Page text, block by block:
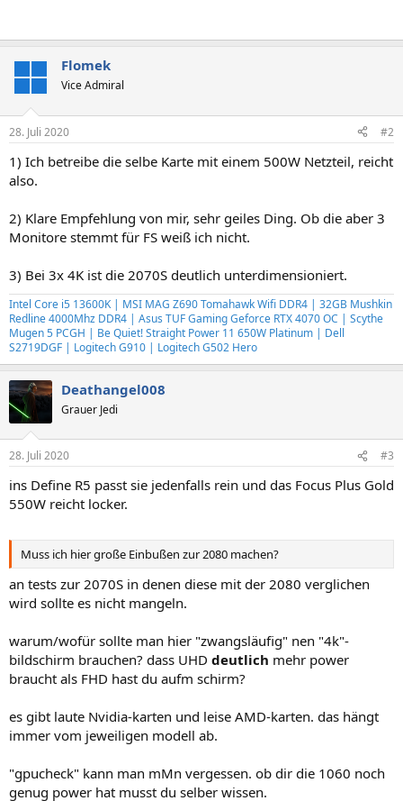
Flomek
Vice Admiral
28. Juli 2020 #2
1) Ich betreibe die selbe Karte mit einem 500W Netzteil, reicht
also.
2) Klare Empfehlung von mir, sehr geiles Ding. Ob die aber 3
Monitore stemmt für FS weiß ich nicht.
3) Bei 3x 4K ist die 2070S deutlich unterdimensioniert.
Intel Core i5 13600K | MSI MAG Z690 Tomahawk Wifi DDR4 | 32GB Mushkin
Redline 4000Mhz DDR4 | Asus TUF Gaming Geforce RTX 4070 OC | Scythe
Mugen 5 PCGH | Be Quiet! Straight Power 11 650W Platinum | Dell
S2719DGF | Logitech G910 | Logitech G502 Hero
Deathangel008
Grauer Jedi
28. Juli 2020 #3
ins Define R5 passt sie jedenfalls rein und das Focus Plus Gold
550W reicht locker.
Muss ich hier große Einbußen zur 2080 machen?
an tests zur 2070S in denen diese mit der 2080 verglichen
wird sollte es nicht mangeln.
warum/wofür sollte man hier "zwangsläufig" nen "4k"-
bildschirm brauchen? dass UHD deutlich mehr power
braucht als FHD hast du aufm schirm?
es gibt laute Nvidia-karten und leise AMD-karten. das hängt
immer vom jeweiligen modell ab.
"gpucheck" kann man mMn vergessen. ob dir die 1060 noch
genug power hat musst du selber wissen.